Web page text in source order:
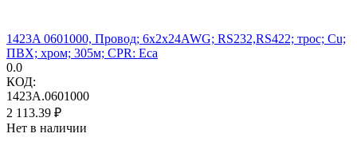
1423A 0601000, Провод; 6x2x24AWG; RS232,RS422; трос; Cu;
ПВХ; хром; 305м; CPR: Eca
0.0
КОД:
1423A.0601000
2 113.39 ₽
Нет в наличии